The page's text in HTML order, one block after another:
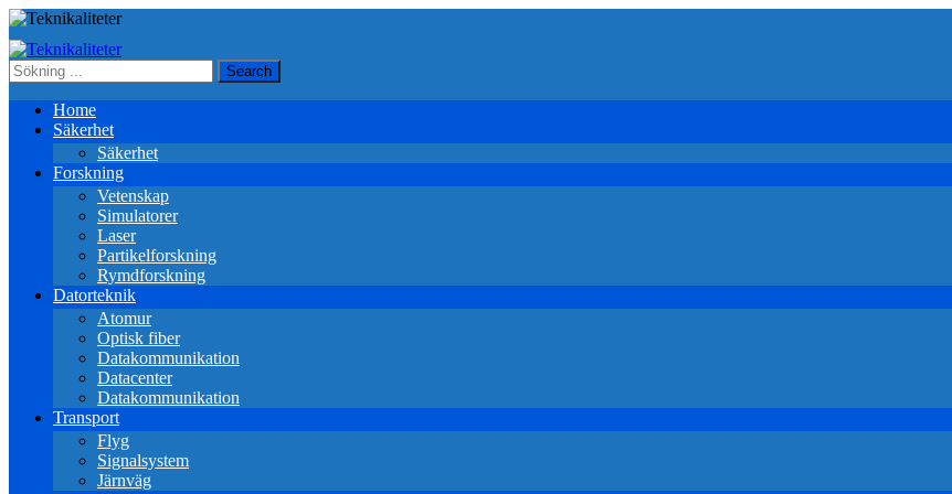
Home
Säkerhet
Säkerhet
Forskning
Vetenskap
Simulatorer
Laser
Partikelforskning
Rymdforskning
Datorteknik
Atomur
Optisk fiber
Datakommunikation
Datacenter
Datakommunikation
Transport
Flyg
Signalsystem
Järnväg